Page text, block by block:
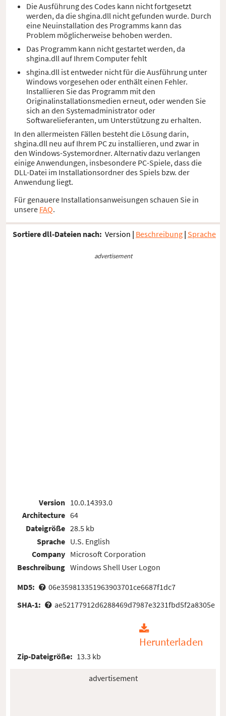
Die Ausführung des Codes kann nicht fortgesetzt
werden, da die shgina.dll nicht gefunden wurde. Durch
eine Neuinstallation des Programms kann das
Problem möglicherweise behoben werden.
Das Programm kann nicht gestartet werden, da
shgina.dll auf Ihrem Computer fehlt
shgina.dll ist entweder nicht für die Ausführung unter
Windows vorgesehen oder enthält einen Fehler.
Installieren Sie das Programm mit den
Originalinstallationsmedien erneut, oder wenden Sie
sich an den Systemadministrator oder
Softwarelieferanten, um Unterstützung zu erhalten.
In den allermeisten Fällen besteht die Lösung darin,
shgina.dll neu auf Ihrem PC zu installieren, und zwar in
den Windows-Systemordner. Alternativ dazu verlangen
einige Anwendungen, insbesondere PC-Spiele, dass die
DLL-Datei im Installationsordner des Spiels bzw. der
Anwendung liegt.
Für genauere Installationsanweisungen schauen Sie in
unsere FAQ.
Sortiere dll-Dateien nach: Version | Beschreibung | Sprache
advertisement
Version
Architecture
Dateigröße
Sprache
Company
Beschreibung
10.0.14393.0
64
28.5 kb
U.S. English
Microsoft Corporation
Windows Shell User Logon
MD5:
06e359813351963903701ce6687f1dc7
SHA-1:
ae52177912d6288469d7987e3231fbd5f2a8305e
Herunterladen
Zip-Dateigröße: 13.3 kb
advertisement